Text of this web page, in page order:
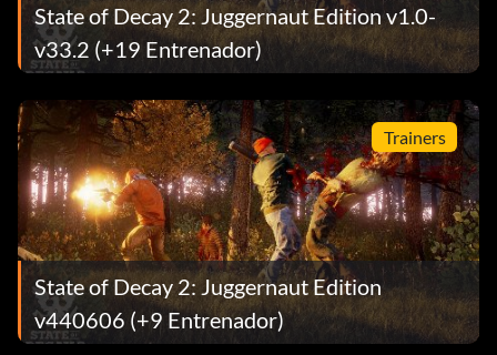
State of Decay 2: Juggernaut Edition v1.0-
v33.2 (+19 Entrenador)
Trainers
State of Decay 2: Juggernaut Edition
v440606 (+9 Entrenador)